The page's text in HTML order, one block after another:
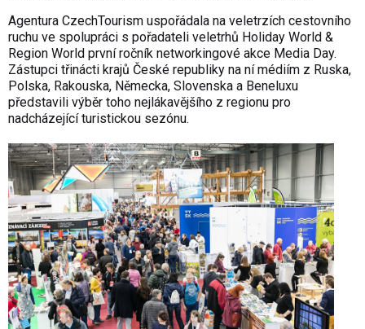
Agentura CzechTourism uspořádala na veletrzích cestovního
ruchu ve spolupráci s pořadateli veletrhů Holiday World &
Region World první ročník networkingové akce Media Day.
Zástupci třinácti krajů České republiky na ní médiím z Ruska,
Polska, Rakouska, Německa, Slovenska a Beneluxu
představili výběr toho nejlákavějšího z regionu pro
nadcházející turistickou sezónu.